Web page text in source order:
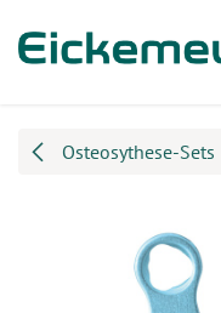
Osteosythese-Sets